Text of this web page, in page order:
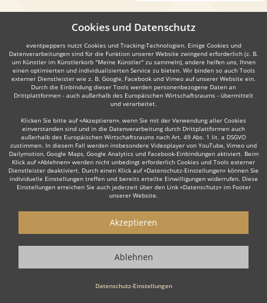
Trauerredner Dudelsackspieler Musicalsänger
Wie funktioniert's?
Starten Sie mit dem Button 'Kostenlos anfragen' eine Anfrage an die für
Sie interessanten Solomusiker - also z. B. bestimmte Rock & Pop
Musiker. Diesen Button finden Sie auf den jeweiligen Künstler-Profil-
Cookies und Datenschutz
eventpeppers nutzt Cookies und Tracking-Technologien. Einige Cookies und
Datenverarbeitungen sind für die Funktion unserer Website zwingend erforderlich (z. B.
um Künstler im Künstlerkorb "Meine Künstler" zu sammeln), andere helfen uns, Ihnen
einen optimierten und individualisierten Service zu bieten. Wir binden so auch Tools
externer Dienstleister wie z. B. Google, Facebook und Vimeo auf unserer Website ein.
Durch die Einbindung dieser Tools werden personenbezogene Daten an
Drittplattformen - auch außerhalb des Europäischen Wirtschaftsraums - übermittelt
und verarbeitet.
Klicken Sie bitte auf «Akzeptieren», wenn Sie mit der Verwendung aller Cookies
einverstanden sind und in die Datenverarbeitung durch Drittplattformen auch
außerhalb des Europäischen Wirtschaftsraums nach Art. 49 Abs. 1 lit. a DSGVO
zustimmen. In diesem Fall werden insbesondere Videoplayer von YouTube, Vimeo und
Dailymotion, Google Maps, Google Analytics und Facebook-Einbindungen aktiviert. Beim
Klick auf «Ablehnen» werden nicht unbedingt erforderlich Cookies und Tools externer
Dienstleister deaktiviert. Durch einen Klick auf «Datenschutz-Einstellungen» können Sie
individuelle Einstellungen treffen und bereits erteilte Einwilligungen widerrufen. Diese
Einstellungen erreichen Sie auch jederzeit über den Link «Datenschutz» im Footer
unserer Website.
Datenschutz-Einstellungen
Akzeptieren
Ablehnen